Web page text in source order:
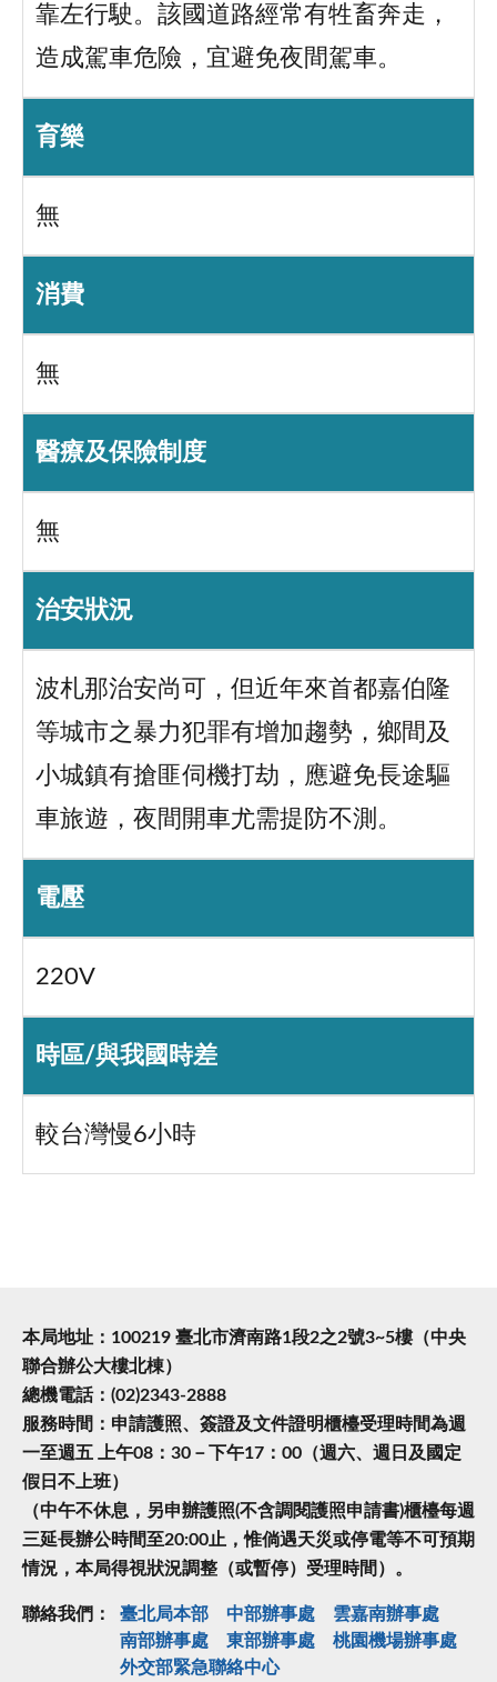
靠左行駛。該國道路經常有牲畜奔走，
造成駕車危險，宜避免夜間駕車。
育樂
無
消費
無
醫療及保險制度
無
治安狀況
波札那治安尚可，但近年來首都嘉伯隆
等城市之暴力犯罪有增加趨勢，鄉間及
小城鎮有搶匪伺機打劫，應避免長途驅
車旅遊，夜間開車尤需提防不測。
電壓
220V
時區/與我國時差
較台灣慢6小時
本局地址：100219 臺北市濟南路1段2之2號3~5樓（中央
聯合辦公大樓北棟）
總機電話：(02)2343-2888
服務時間：申請護照、簽證及文件證明櫃檯受理時間為週
一至週五 上午08：30－下午17：00（週六、週日及國定
假日不上班）
（中午不休息，另申辦護照(不含調閱護照申請書)櫃檯每週
三延長辦公時間至20:00止，惟倘遇天災或停電等不可預期
情況，本局得視狀況調整（或暫停）受理時間）。
聯絡我們： 臺北局本部 中部辦事處
雲嘉南辦事處
南部辦事處
東部辦事處
桃園機場辦事處
外交部緊急聯絡中⼼